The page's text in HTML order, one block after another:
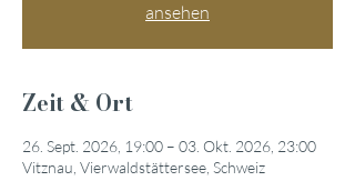
ansehen
Zeit & Ort
26. Sept. 2026, 19:00 – 03. Okt. 2026, 23:00
Vitznau, Vierwaldstättersee, Schweiz